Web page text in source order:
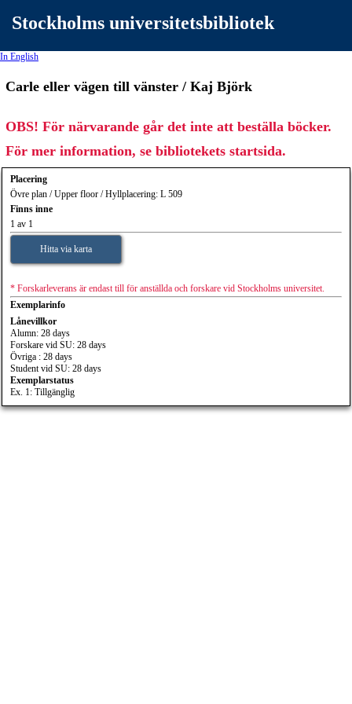
Stockholms universitetsbibliotek
In English
Carle eller vägen till vänster / Kaj Björk
OBS! För närvarande går det inte att beställa böcker.
För mer information, se bibliotekets startsida.
Placering
Övre plan / Upper floor / Hyllplacering: L 509
Finns inne
1 av 1
Hitta via karta
* Forskarleverans är endast till för anställda och forskare vid Stockholms universitet.
Exemplarinfo
Lånevillkor
Alumn: 28 days
Forskare vid SU: 28 days
Övriga : 28 days
Student vid SU: 28 days
Exemplarstatus
Ex. 1: Tillgänglig